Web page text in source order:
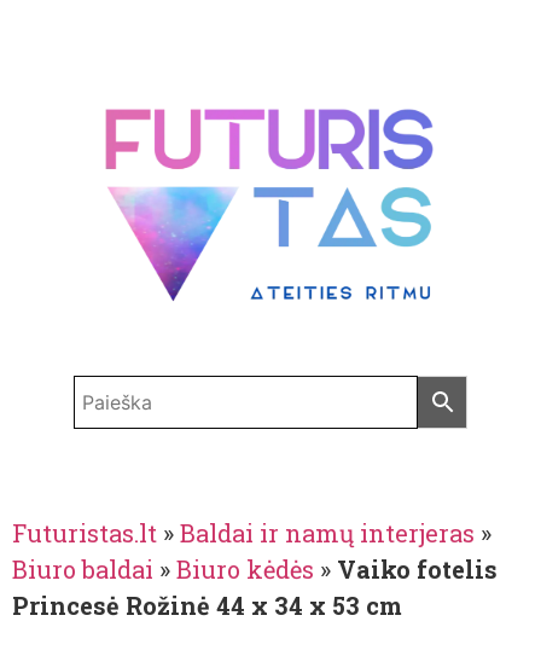
Futuristas.lt »Baldai ir namų interjeras »
Biuro baldai »Biuro kėdės » Vaiko fotelis
Princesė Rožinė 44 x 34 x 53 cm